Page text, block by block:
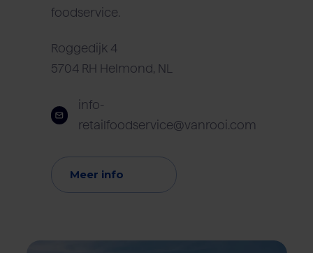
foodservice.
Roggedijk 4
5704 RH Helmond, NL
info-
retailfoodservice@vanrooi.com
Meer info